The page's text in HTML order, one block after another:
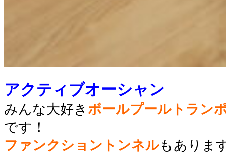
アクティブオーシャン
みんな大好き ボールプールトラン
です！
ファンクショントンネルもありま